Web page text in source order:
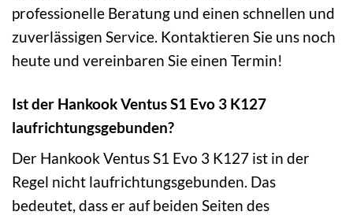
professionelle Beratung und einen schnellen und
zuverlässigen Service. Kontaktieren Sie uns noch
heute und vereinbaren Sie einen Termin!
Ist der Hankook Ventus S1 Evo 3 K127
laufrichtungsgebunden?
Der Hankook Ventus S1 Evo 3 K127 ist in der
Regel nicht laufrichtungsgebunden. Das
bedeutet, dass er auf beiden Seiten des